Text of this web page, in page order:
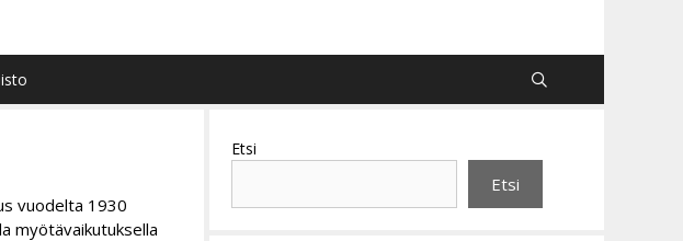
vuodelta 1930
myötävaikutuksella
Etsi
Etsi